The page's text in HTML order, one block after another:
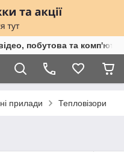
побутова та
прилади Тепловізори